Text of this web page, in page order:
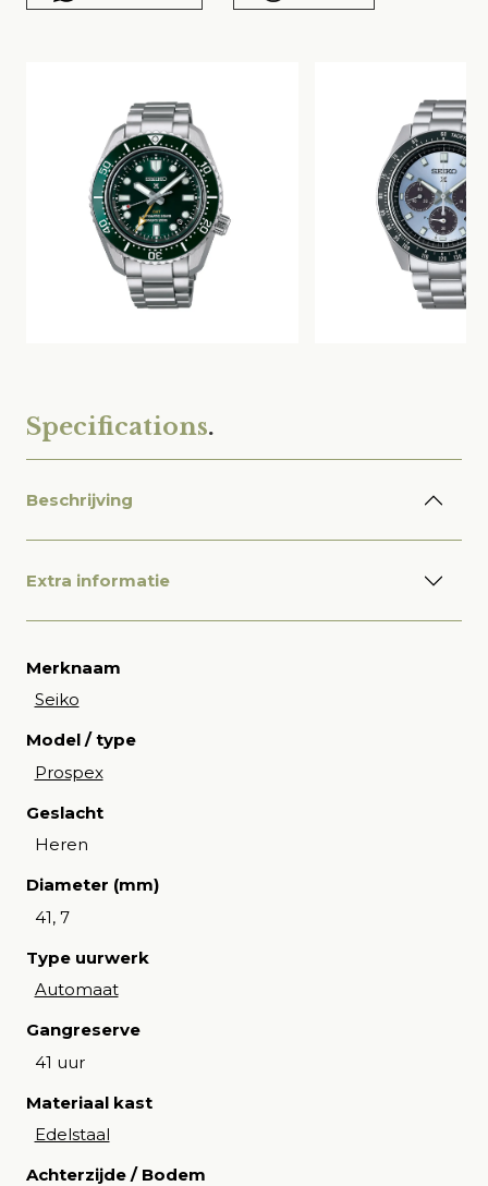
Specifications.
Beschrijving
Extra informatie
Merknaam
Seiko
Model / type
Prospex
Geslacht
Heren
Diameter (mm)
41, 7
Type uurwerk
Automaat
Gangreserve
41 uur
Materiaal kast
Edelstaal
Achterzijde / Bodem